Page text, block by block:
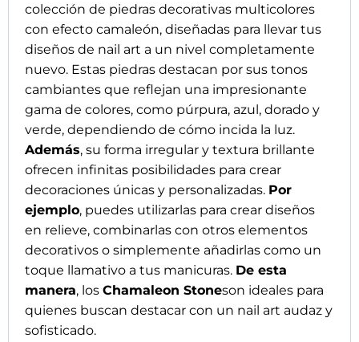
colección de piedras decorativas multicolores
con efecto camaleón, diseñadas para llevar tus
diseños de nail art a un nivel completamente
nuevo. Estas piedras destacan por sus tonos
cambiantes que reflejan una impresionante
gama de colores, como púrpura, azul, dorado y
Además, su forma irregular y textura brillante
ofrecen infinitas posibilidades para crear
decoraciones únicas y personalizadas. Por
ejemplo, puedes utilizarlas para crear diseños
en relieve, combinarlas con otros elementos
decorativos o simplemente añadirlas como un
toque llamativo a tus manicuras. De esta
manera, los Chamaleon Stoneson ideales para
quienes buscan destacar con un nail art audaz y
sofisticado.